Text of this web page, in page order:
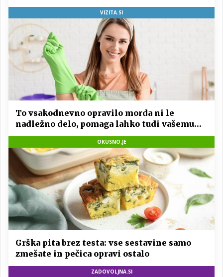
VIZITA.SI
To vsakodnevno opravilo morda ni le
nadležno delo, pomaga lahko tudi vašemu
srcu
OKUSNO.JE
Grška pita brez testa: vse sestavine samo
zmešate in pečica opravi ostalo
ZADOVOLJNA.SI